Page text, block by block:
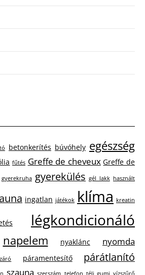
betonkerítés búvóhely egészség
fűtés Greffe de cheveux Greffe de
gyerekruha gyerekülés gél lakk használt
ingatlan játékok klíma kreatin
légkondicionáló
napelem nyaklánc nyomda
páramentesítő párátlanító
szauna szerszám telefon téli gumi vízszűrő